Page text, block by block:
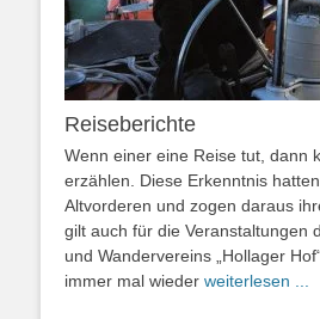
Reiseberichte
Wenn einer eine Reise tut, dann
erzählen. Diese Erkenntnis
Altvorderen und zogen daraus
gilt auch für die Veranstaltungen
und Wandervereins „Hollager
immer mal wieder weiterlesen ...